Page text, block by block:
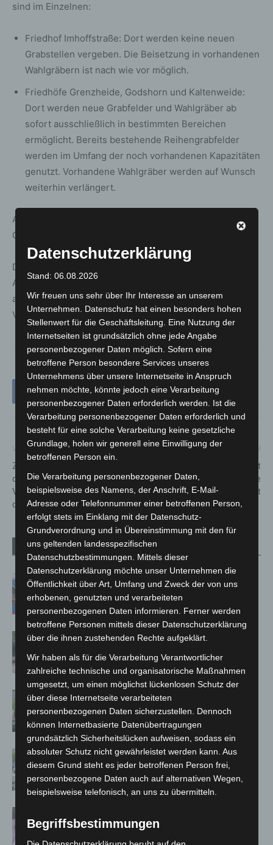
sind im Einzelnen:
Friedhof Imhoffstraße: Dort werden keine neuen
Grabstellen vergeben. Die Beisetzung in vorhandenen
Wahlgräbern ist nach wie vor möglich.
Friedhöfe Grenzheide, Godshorn und Kaltenweide:
Dort werden neue Grabfelder und Wahlgräber ab
sofort ausschließlich in bestimmten Bereichen
ermöglicht. Bereits bestehende Reihengrabfelder
werden im Umfang der noch vorhandenen Kapazitäten
genutzt. Vorhandene Wahlgräber werden auf Wunsch
weiterhin verlängert.
Angehörige müssen sich über bereits bestehende
Gräber keine Sorgen machen. Sie bleiben erhalten.
Die Friedhofsverwaltung steht Interessierten für
Auskünfte und Beratungen per E-Mail
an
friedhofsverwaltung@langenhagen.degerne zur
Verfügung.
Vorheriger Artikel
Zweite Allgemeinverfügung
der Region Hannover zur
Verhinderung der Verbreitung
des Corona-Virus „COVID-19“
Nächster Artikel
Professor Hartung mit
Professor-Niklas-Medaille
geehrt
Verwandte Artikel Mehr vom Autor
Mann läuft mit Hockeyschläger über
A7 – Polizei sucht Zeugen
Gasleitung bei McDonald’s-Umbau in
Langenhagen beschädigt
Langenhagen: Autofahrer mit 3,17
Promille aus dem Verkehr gezogen
Blaulichtmeile Langenhagen 2026:
Polizei, Feuerwehr und Rettung
hautnah erleben
von Anzeigen per Videochat
Datenschutzerklärung
Stand: 06.08.2026
Wir freuen uns sehr über Ihr Interesse an unserem
Unternehmen. Datenschutz hat einen besonders hohen
Stellenwert für die Geschäftsleitung. Eine Nutzung der
Internetseiten ist grundsätzlich ohne jede Angabe
personenbezogener Daten möglich. Sofern eine
betroffene Person besondere Services unseres
Unternehmens über unsere Internetseite in Anspruch
nehmen möchte, könnte jedoch eine Verarbeitung
personenbezogener Daten erforderlich werden. Ist die
Verarbeitung personenbezogener Daten erforderlich und
besteht für eine solche Verarbeitung keine gesetzliche
Grundlage, holen wir generell eine Einwilligung der
betroffenen Person ein.
Die Verarbeitung personenbezogener Daten,
beispielsweise des Namens, der Anschrift, E-Mail-
Adresse oder Telefonnummer einer betroffenen Person,
erfolgt stets im Einklang mit der Datenschutz-
Grundverordnung und in Übereinstimmung mit den für
uns geltenden landesspezifischen
Datenschutzbestimmungen. Mittels dieser
Datenschutzerklärung möchte unser Unternehmen die
Öffentlichkeit über Art, Umfang und Zweck der von uns
erhobenen, genutzten und verarbeiteten
personenbezogenen Daten informieren. Ferner werden
betroffene Personen mittels dieser Datenschutzerklärung
über die ihnen zustehenden Rechte aufgeklärt.
Wir haben als für die Verarbeitung Verantwortlicher
zahlreiche technische und organisatorische Maßnahmen
umgesetzt, um einen möglichst lückenlosen Schutz der
über diese Internetseite verarbeiteten
personenbezogenen Daten sicherzustellen. Dennoch
können Internetbasierte Datenübertragungen
grundsätzlich Sicherheitslücken aufweisen, sodass ein
absoluter Schutz nicht gewährleistet werden kann. Aus
diesem Grund steht es jeder betroffenen Person frei,
personenbezogene Daten auch auf alternativen Wegen,
beispielsweise telefonisch, an uns zu übermitteln.
Begriffsbestimmungen